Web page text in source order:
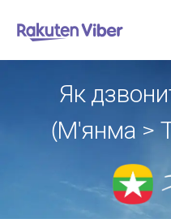
Як
(М'янма >